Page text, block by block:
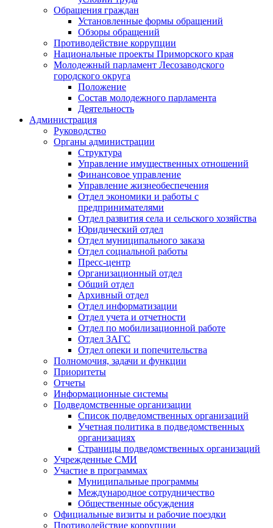
Обращения граждан
Установленные формы обращений
Обзоры обращений
Противодействие коррупции
Национальные проекты Приморского края
Молодежный парламент Лесозаводского
городского округа
Положение
Состав молодежного парламента
Деятельность
Администрация
Руководство
Органы администрации
Структура
Управление имущественных отношений
Финансовое управление
Управление жизнеобеспечения
Отдел экономики и работы с
предпринимателями
Отдел развития села и сельского хозяйства
Юридический отдел
Отдел муниципального заказа
Отдел социальной работы
Пресс-центр
Организационный отдел
Общий отдел
Архивный отдел
Отдел информатизации
Отдел учета и отчетности
Отдел по мобилизационной работе
Отдел ЗАГС
Отдел опеки и попечительства
Полномочия, задачи и функции
Приоритеты
Отчеты
Информационные системы
Подведомственные организации
Список подведомственных организаций
Учетная политика в подведомственных
организациях
Страницы подведомственных организаций
Учрежденные СМИ
Участие в программах
Муниципальные программы
Международное сотрудничество
Общественные обсуждения
Официальные визиты и рабочие поездки
Противодействие коррупции